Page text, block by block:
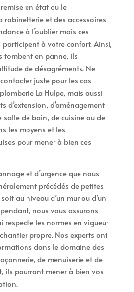
en état ou le
robinetterie et des accessoires
à l’oublier mais ces
à votre confort. Ainsi,
tombent en panne, ils
de désagréments. Ne
juste pour les cas
La Hulpe, mais aussi
d’extension, d’aménagement
de bain, de cuisine ou de
les moyens et les
pour mener à bien ces
et d’urgence que nous
précédés de petites
au niveau d’un mur ou d’un
nous vous assurons
respecte les normes en vigueur
propre. Nos experts ont
dans le domaine des
de menuiserie et de
ils pourront mener à bien vos